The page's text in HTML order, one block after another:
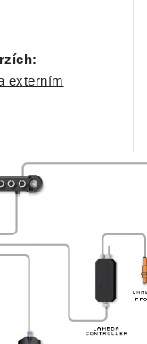
externím